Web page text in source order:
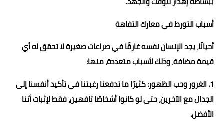
أسباب التورط في معارك التفاهة
أحيانًا، يجد الإنسان نفسه غارقًا في صراعات صغيرة لا تحقق له أي
قيمة مضافة، وذلك لأسباب متعددة، منها:
1. الغرور وحب الظهور: كثيرًا ما تدفعنا رغبتنا في تأكيد أنفسنا إلى
الجدال مع الآخرين، حتى لو كانوا أشخاصًا تافهين، فقط لإثبات أننا
الأفضل.